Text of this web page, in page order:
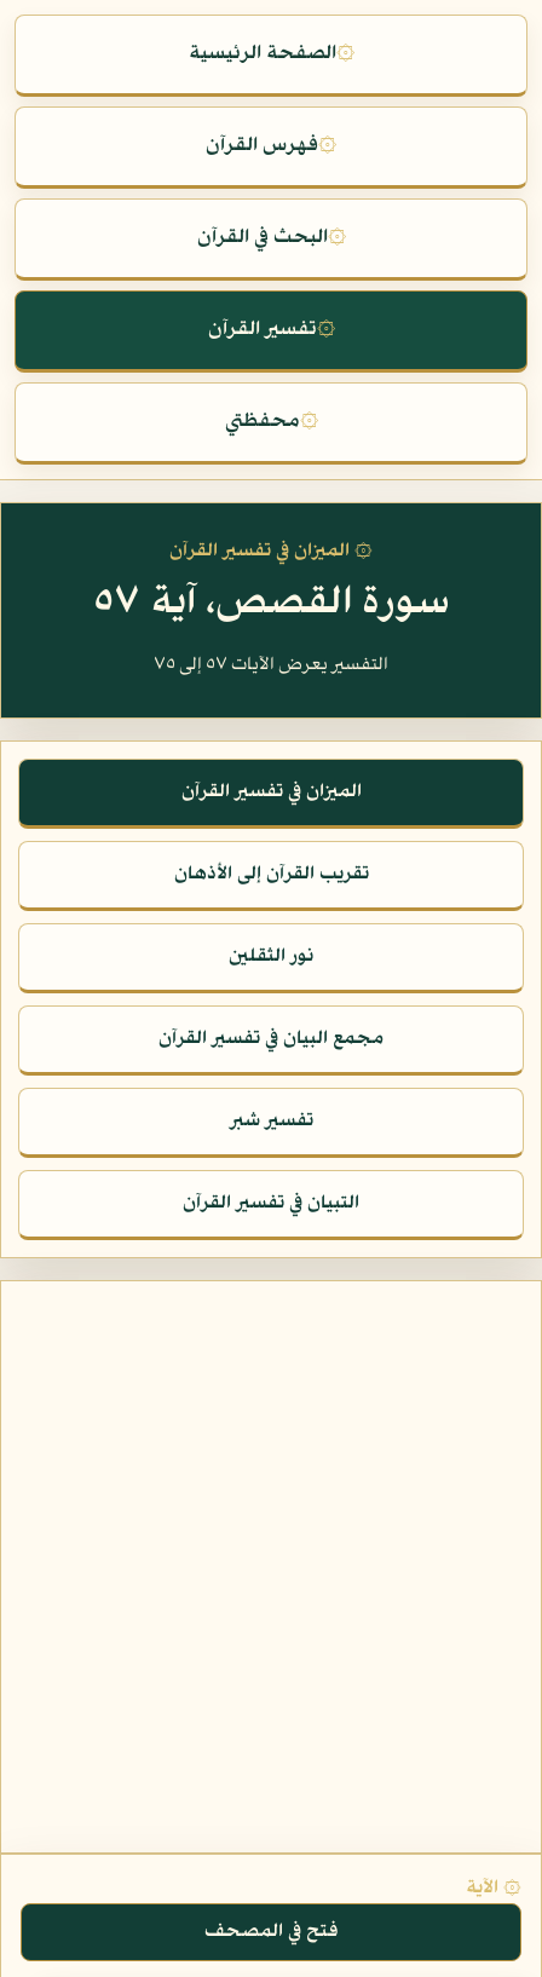
۞الصفحة الرئيسية
۞فهرس القرآن
۞البحث في القرآن
۞تفسير القرآن
۞محفظتي
۞ الميزان في تفسير القرآن
سورة القصص، آية ٥٧
التفسير يعرض الآيات ٥٧ إلى ٧٥
الميزان في تفسير القرآن
تقريب القرآن إلى الأذهان
نور الثقلين
مجمع البيان في تفسير القرآن
تفسير شبر
التبيان في تفسير القرآن
۞ الآية
فتح في المصحف